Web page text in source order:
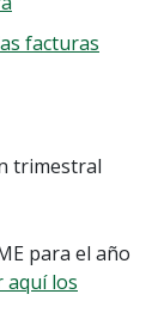
facturas
trimestral
para el año
aquí los